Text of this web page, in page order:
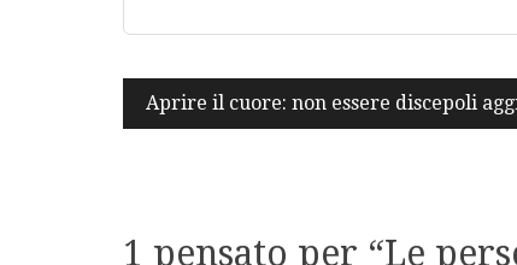
Navigazione
articoli
Aprire il cuore: non essere discepoli
1 pensato per “Le